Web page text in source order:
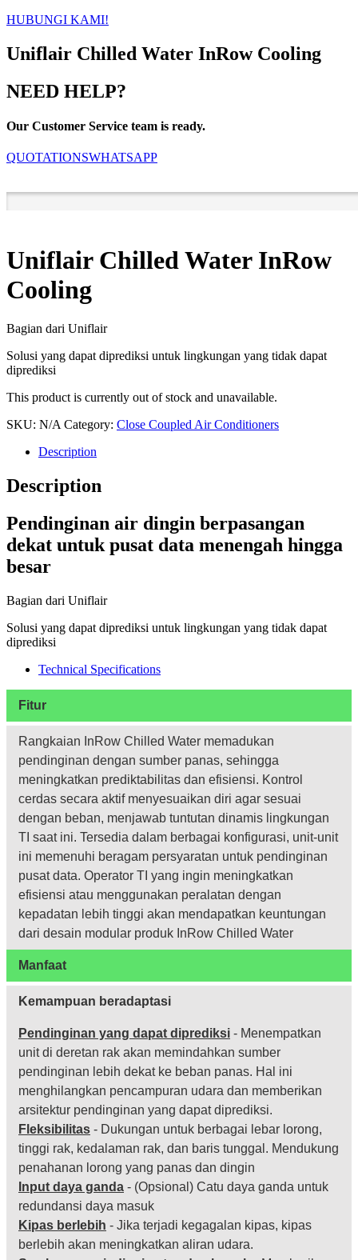
HUBUNGI KAMI!
Uniflair Chilled Water InRow Cooling
NEED HELP?
Our Customer Service team is ready.
QUOTATIONSWHATSAPP
Uniflair Chilled Water InRow
Cooling
Bagian dari Uniflair
Solusi yang dapat diprediksi untuk lingkungan yang tidak dapat
diprediksi
This product is currently out of stock and unavailable.
SKU: N/A Category: Close Coupled Air Conditioners
Description
Description
Pendinginan air dingin berpasangan
dekat untuk pusat data menengah hingga
besar
Bagian dari Uniflair
Solusi yang dapat diprediksi untuk lingkungan yang tidak dapat
diprediksi
Technical Specifications
Fitur
Rangkaian InRow Chilled Water memadukan
pendinginan dengan sumber panas, sehingga
meningkatkan prediktabilitas dan efisiensi. Kontrol
cerdas secara aktif menyesuaikan diri agar sesuai
dengan beban, menjawab tuntutan dinamis lingkungan
TI saat ini. Tersedia dalam berbagai konfigurasi, unit-unit
ini memenuhi beragam persyaratan untuk pendinginan
pusat data. Operator TI yang ingin meningkatkan
efisiensi atau menggunakan peralatan dengan
kepadatan lebih tinggi akan mendapatkan keuntungan
dari desain modular produk InRow Chilled Water
Manfaat
Kemampuan beradaptasi
Pendinginan yang dapat diprediksi - Menempatkan
unit di deretan rak akan memindahkan sumber
pendinginan lebih dekat ke beban panas. Hal ini
menghilangkan pencampuran udara dan memberikan
arsitektur pendinginan yang dapat diprediksi.
Fleksibilitas - Dukungan untuk berbagai lebar lorong,
tinggi rak, kedalaman rak, dan baris tunggal. Mendukung
penahanan lorong yang panas dan dingin
Input daya ganda - (Opsional) Catu daya ganda untuk
redundansi daya masuk
Kipas berlebih - Jika terjadi kegagalan kipas, kipas
berlebih akan meningkatkan aliran udara.